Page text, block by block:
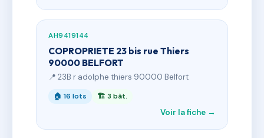
AH9419144
COPROPRIETE 23 bis rue Thiers
90000 BELFORT
📍 23B r adolphe thiers 90000 Belfort
🏠 16 lots 🏗 3 bât.
Voir la fiche →